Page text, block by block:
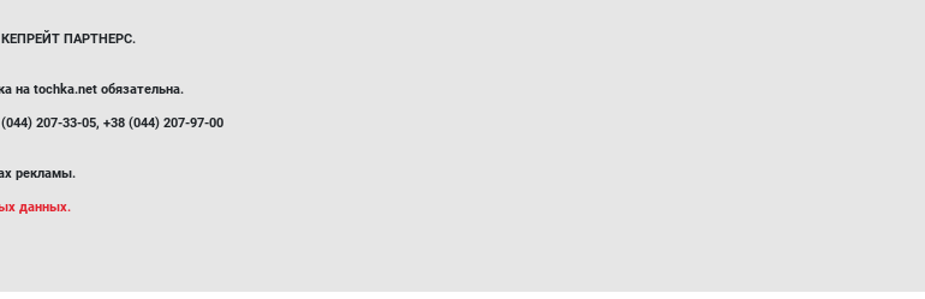
КЕПРЕЙТ ПАРТНЕРС.
на tochka.net обязательна.
207-33-05, +38 (044) 207-97-00
рекламы.
данных.